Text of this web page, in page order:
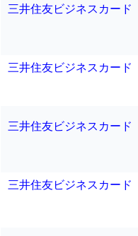
三井住友ビジネスカード
三井住友ビジネスカード
三井住友ビジネスカード
三井住友ビジネスカード